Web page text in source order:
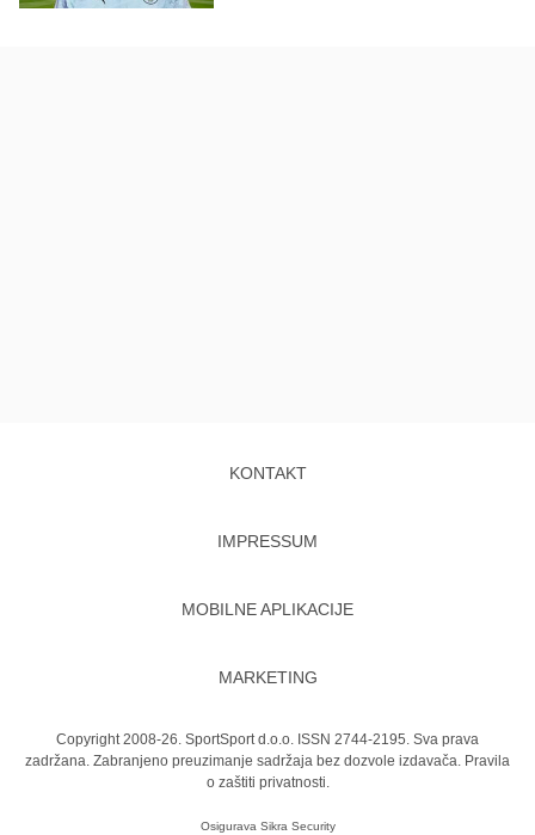
KONTAKT
IMPRESSUM
MOBILNE APLIKACIJE
MARKETING
Copyright 2008-26. SportSport d.o.o. ISSN 2744-2195. Sva prava
zadržana. Zabranjeno preuzimanje sadržaja bez dozvole izdavača. Pravila
o zaštiti privatnosti.
Osigurava Sikra Security